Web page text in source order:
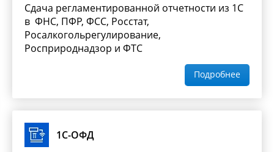
Сдача регламентированной отчетности из 1С
в ФНС, ПФР, ФСС, Росстат,
Росалкогольрегулирование,
Росприроднадзор и ФТС
Подробнее
1С-ОФД